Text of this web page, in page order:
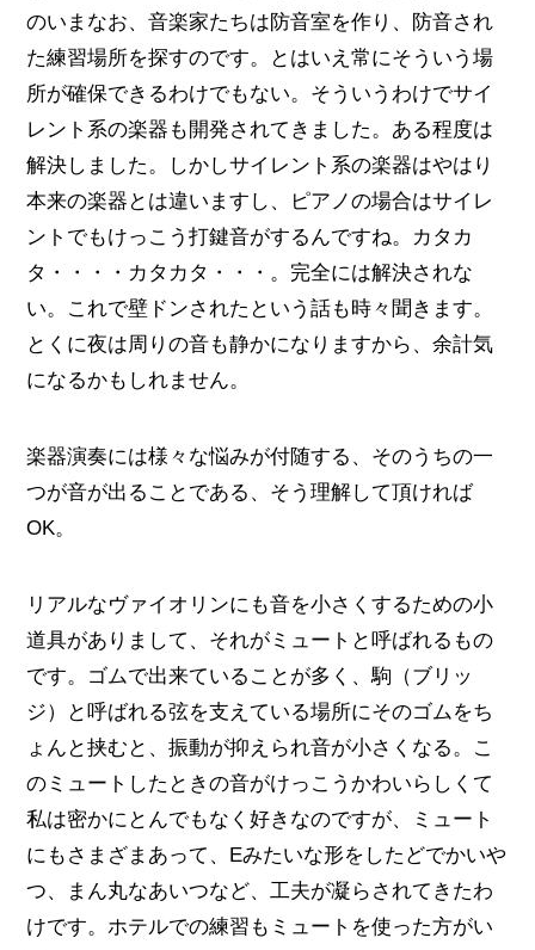
のいまなお、音楽家たちは防音室を作り、防音され
た練習場所を探すのです。とはいえ常にそういう場
所が確保できるわけでもない。そういうわけでサイ
レント系の楽器も開発されてきました。ある程度は
解決しました。しかしサイレント系の楽器はやはり
本来の楽器とは違いますし、ピアノの場合はサイレ
ントでもけっこう打鍵音がするんですね。カタカ
タ・・・・カタカタ・・・。完全には解決されな
い。これで壁ドンされたという話も時々聞きます。
とくに夜は周りの音も静かになりますから、余計気
になるかもしれません。
楽器演奏には様々な悩みが付随する、そのうちの一
つが音が出ることである、そう理解して頂ければ
OK。
リアルなヴァイオリンにも音を小さくするための小
道具がありまして、それがミュートと呼ばれるもの
です。ゴムで出来ていることが多く、駒（ブリッ
ジ）と呼ばれる弦を支えている場所にそのゴムをち
ょんと挟むと、振動が抑えられ音が小さくなる。こ
のミュートしたときの音がけっこうかわいらしくて
私は密かにとんでもなく好きなのですが、ミュート
にもさまざまあって、Eみたいな形をしたどでかいや
つ、まん丸なあいつなど、工夫が凝らされてきたわ
けです。ホテルでの練習もミュートを使った方がい